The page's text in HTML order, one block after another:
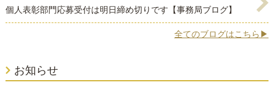
個人表彰部門応募受付は明日締め切りです【事務局ブログ】
全てのブログはこちら▶
お知らせ